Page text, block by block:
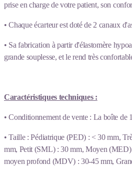
prise en charge de votre patient, son
• Chaque écarteur est doté de 2 canaux
• Sa fabrication à partir d'élastomère
grande souplesse, et le rend très
Caractéristiques techniques :
• Conditionnement de vente : La boîte de
• Taille : Pédiatrique (PED) : < 30 mm,
mm, Petit (SML) : 30 mm, Moyen
moyen profond (MDV) : 30-45 mm,